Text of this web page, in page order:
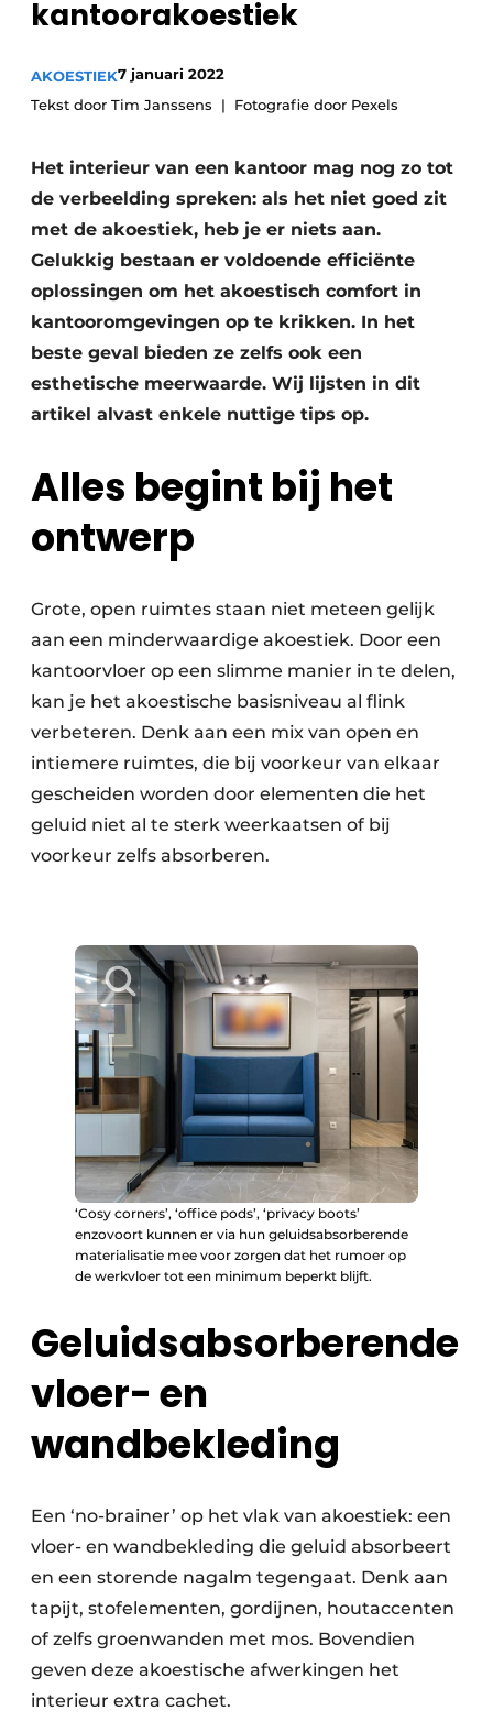
Vacature aanmelden
Video’s
Bedrijven
Bedrijven
Contact
Beton & Staalbouw
BIM
Evenementen
Dak & Gevel
Houtbouw
Keukens
Renovatie
Software
Toegangscontrole
Veiligheid & Opleiding
kantoorakoestiek
AKOESTIEK7 januari 2022
Tekst door Tim Janssens
Fotografie door Pexels
Het interieur van een kantoor mag nog zo tot
de verbeelding spreken: als het niet goed zit
met de akoestiek, heb je er niets aan.
Gelukkig bestaan er voldoende efficiënte
oplossingen om het akoestisch comfort in
kantooromgevingen op te krikken. In het
beste geval bieden ze zelfs ook een
esthetische meerwaarde. Wij lijsten in dit
artikel alvast enkele nuttige tips op.
Alles begint bij het
ontwerp
Grote, open ruimtes staan niet meteen gelijk
aan een minderwaardige akoestiek. Door een
kantoorvloer op een slimme manier in te delen,
kan je het akoestische basisniveau al flink
verbeteren. Denk aan een mix van open en
intiemere ruimtes, die bij voorkeur van elkaar
gescheiden worden door elementen die het
geluid niet al te sterk weerkaatsen of bij
voorkeur zelfs absorberen.
‘Cosy corners’, ‘office pods’, ‘privacy boots’
enzovoort kunnen er via hun geluidsabsorberende
materialisatie mee voor zorgen dat het rumoer op
de werkvloer tot een minimum beperkt blijft.
Geluidsabsorberende
vloer- en
wandbekleding
Een ‘no-brainer’ op het vlak van akoestiek: een
vloer- en wandbekleding die geluid absorbeert
en een storende nagalm tegengaat. Denk aan
tapijt, stofelementen, gordijnen, houtaccenten
of zelfs groenwanden met mos. Bovendien
geven deze akoestische afwerkingen het
interieur extra cachet.